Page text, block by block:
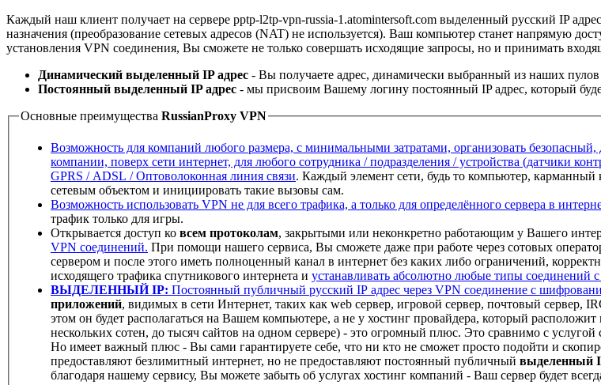
Каждый наш клиент получает на сервере pptp-l2tp-vpn-russia-1.atomintersoft.com выделенный русский IP
назначения (преобразование сетевых адресов (NAT) не используется). Ваш компьютер станет напрямую
установления VPN соединения, Вы сможете не только совершать исходящие запросы, но и принимать
Динамический выделенный IP адрес - Вы получаете адрес, динамически выбранный из наших пулов
Постоянный выделенный IP адрес - мы присвоим Вашему логину постоянный IP адрес, который
Основные преимущества RussianProxy VPN
Возможность для компаний любого размера, с минимальными затратами, организовать
компании, поверх сети интернет, для любого сотрудника / подразделения / устройства (датчики
GPRS / ADSL / Оптоволоконная линия связи. Каждый элемент сети, будь то компьютер,
сетевым объектом и инициировать такие вызовы сам.
Возможность использовать VPN не для всего трафика, а только для определённого сервера в
трафик только для игры.
Открывается доступ ко всем протоколам, закрытыми или неконкретно работающим у Вашего
VPN соединений. При помощи нашего сервиса, Вы сможете даже при работе через сотовых
сервером и после этого иметь полноценный канал в интернет без каких либо ограничений,
исходящего трафика спутникового интернета и устанавливать абсолютно любые типы соединений
ВЫДЕЛЕННЫЙ IP: Постоянный публичный русский IP адрес через VPN соединение с
приложений, видимых в сети Интернет, таких как web сервер, игровой сервер, почтовый сервер,
этом он будет располагаться на Вашем компьютере, а не у хостинг провайдера, который расположит
нескольких сотен, до тысяч сайтов на одном сервере) - это огромный плюс. Это сравнимо с
Но имеет важный плюс - Вы сами гарантируете себе, что ни кто не сможет просто подойти и
предоставляют безлимитный интернет, но не предоставляют постоянный публичный выделенный
благодаря нашему сервису, Вы можете забыть об услугах хостинг компаний - Ваш сервер будет